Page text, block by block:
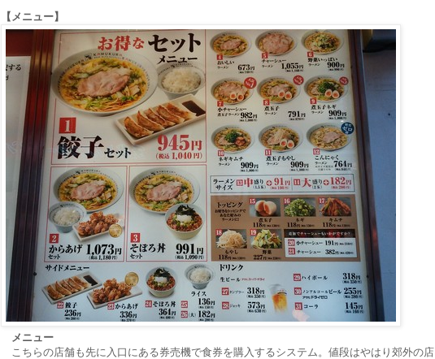
【メニュー】
メニュー
こちらの店舗も先に入口にある券売機で食券を購入するシステム。値段はやはり郊外の店